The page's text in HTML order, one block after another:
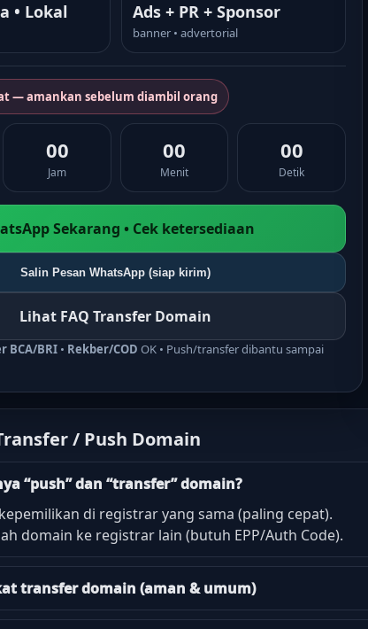
• Lokal Ads + PR + Sponsor
banner • advertorial
— amankan sebelum diambil orang
00
Jam
00
Menit
00
Detik
Sekarang • Cek ketersediaan
Salin Pesan WhatsApp (siap kirim)
Lihat FAQ Transfer Domain
BCA/BRI • Rekber/COD OK • Push/transfer dibantu sampai
/ Push Domain
“push” dan “transfer” domain?
di registrar yang sama (paling cepat).
domain ke registrar lain (butuh EPP/Auth Code).
transfer domain (aman & umum)